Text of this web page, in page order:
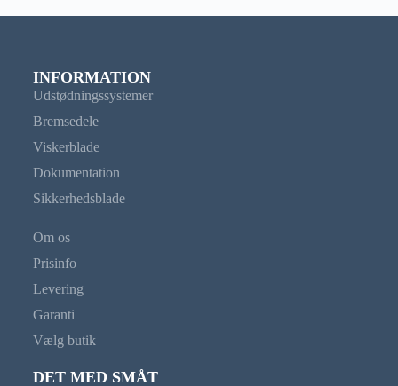
INFORMATION
Udstødningssystemer
Bremsedele
Viskerblade
Dokumentation
Sikkerhedsblade
Om os
Prisinfo
Levering
Garanti
Vælg butik
DET MED SMÅT